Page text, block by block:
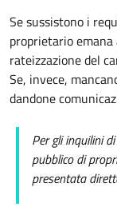
Se sussistono i
proprietario
rateizzazione del
Se, invece,
dandone
Per gli inquilini
pubblico di
presentata